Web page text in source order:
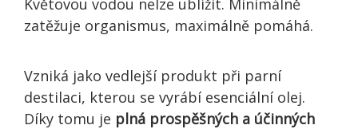
Květovou vodou nelze ublížit. Minimálně
zatěžuje organismus, maximálně pomáhá.
Vzniká jako vedlejší produkt při parní
destilaci, kterou se vyrábí esenciální olej.
Díky tomu je plná prospěšných a účinných